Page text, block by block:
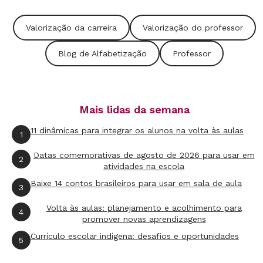
e de valorização do nosso trabalho como
professores, mas nem tudo são flores. Neste
momento há também uma fala, de muitas
pessoas, que nós professores não queremos
Na verdade, nós, professores alfabetizadores e
de outras etapas escolares, nunca paramos,
aliás estamos desde o início do ensino remoto
no contexto familiar trabalhando muito mais.
Atendemos as famílias, damos aulas online,
apoiamos o socioemocional dos nossos alunos,
planejamos aulas remotas, adaptamos nossas
Valorização da carreira Valorização do professor
Blog de Alfabetização Professor
Mais lidas da semana
1 11 dinâmicas para integrar os alunos na volta às aulas
2
Datas comemorativas de agosto de 2026 para usar em
atividades na escola
3 Baixe 14 contos brasileiros para usar em sala de aula
4
Volta às aulas: planejamento e acolhimento para
promover novas aprendizagens
5 Currículo escolar indígena: desafios e oportunidades